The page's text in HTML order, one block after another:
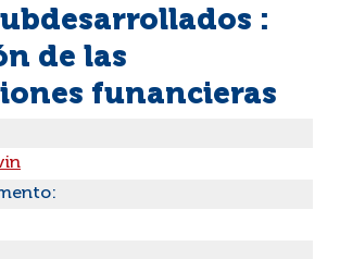
:
de las
funancieras